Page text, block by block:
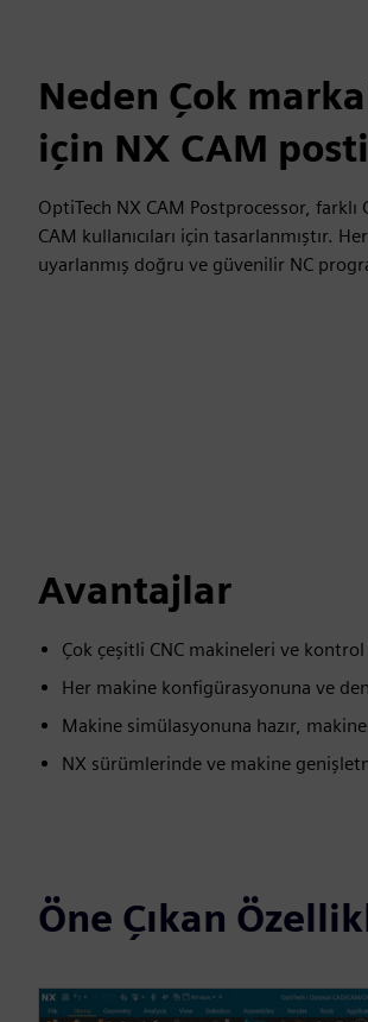
Neden Çok
için NX CAM
OptiTech NX CAM Postprocessor,
CAM kullanıcıları için tasarlanmıştır.
uyarlanmış doğru ve güvenilir NC
Avantajlar
Çok çeşitli CNC makineleri ve kontrol
Her makine konfigürasyonuna ve
Makine simülasyonuna hazır,
NX sürümlerinde ve makine
Öne Çıkan